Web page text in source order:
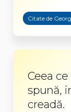
Citate de
Ceea
spună,
creadă.